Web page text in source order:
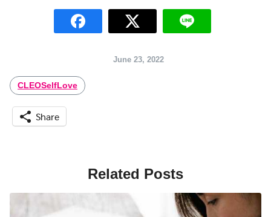
June 23, 2022
CLEOSelfLove
Share
Related Posts